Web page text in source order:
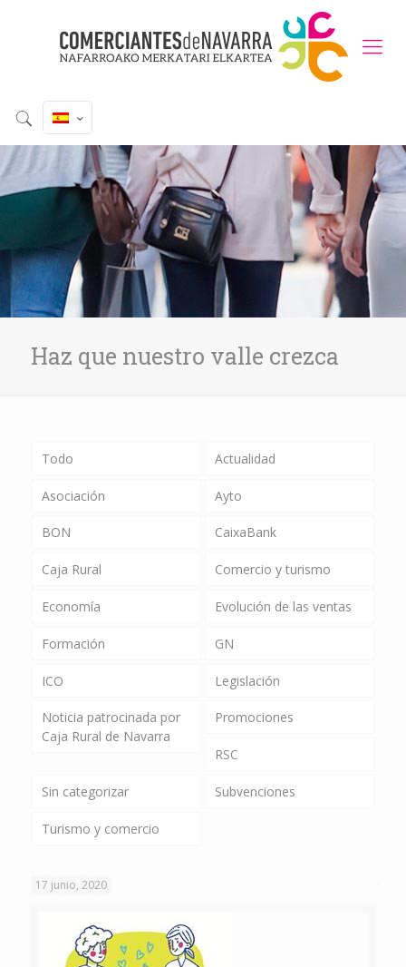
Haz que nuestro valle crezca
Todo Actualidad
Asociación Ayto
BON CaixaBank
Caja Rural Comercio y turismo
Economía Evolución de las ventas
Formación GN
ICO Legislación
Noticia patrocinada por
Caja Rural de Navarra
Promociones
RSC
Sin categorizar Subvenciones
Turismo y comercio
17 junio, 2020